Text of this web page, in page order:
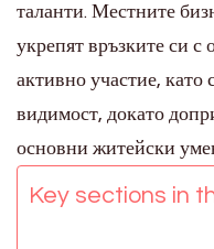
таланти. Местните
укрепят връзките си с
активно участие, като
видимост, докато
основни житейски
Key sections in